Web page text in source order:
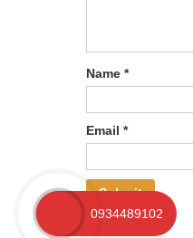
Name *
Email *
0934489102